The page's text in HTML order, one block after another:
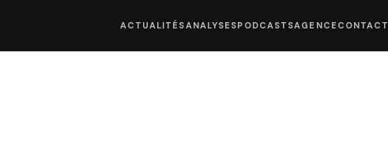
ACTUALITÉSANALYSESPODCASTSAGENCE CONTACT